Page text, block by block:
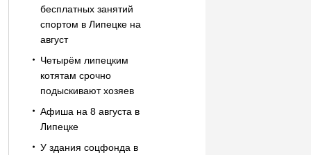
бесплатных занятий
спортом в Липецке на
август
Четырём липецким
котятам срочно
подыскивают хозяев
Афиша на 8 августа в
Липецке
У здания соцфонда в